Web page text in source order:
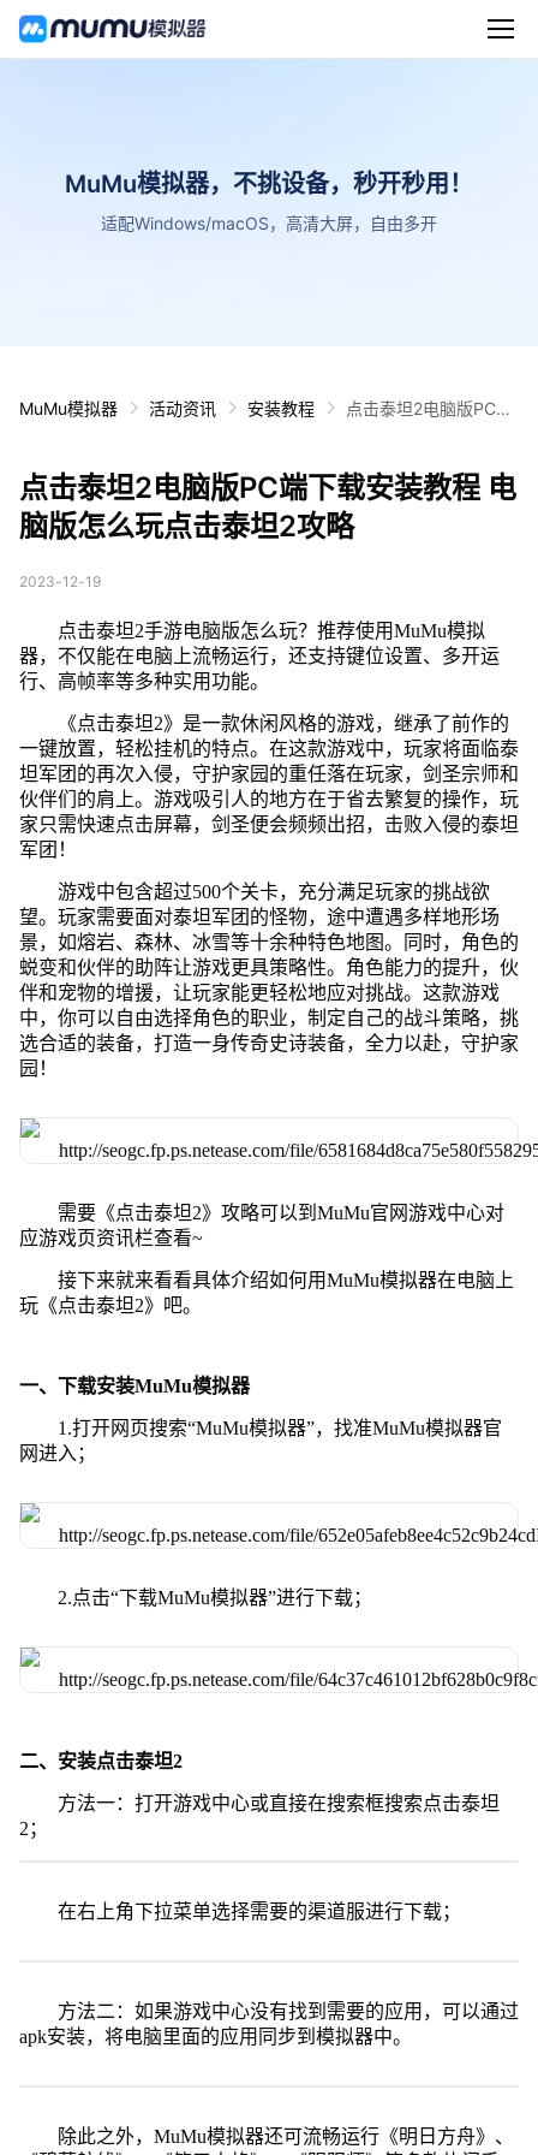
MuMu模拟器，不挑设备，秒开秒用！
适配Windows/macOS，高清大屏，自由多开
MuMu模拟器 活动资讯 安装教程
点击泰坦2电脑版PC端
点击泰坦2电脑版PC端下载安装教程 电
脑版怎么玩点击泰坦2攻略
2023-12-19
点击泰坦2手游电脑版怎么玩？推荐使用MuMu模拟
器，不仅能在电脑上流畅运行，还支持键位设置、多开运
行、高帧率等多种实用功能。
《点击泰坦2》是一款休闲风格的游戏，继承了前作的
一键放置，轻松挂机的特点。在这款游戏中，玩家将面临泰
坦军团的再次入侵，守护家园的重任落在玩家，剑圣宗师和
伙伴们的肩上。游戏吸引人的地方在于省去繁复的操作，玩
家只需快速点击屏幕，剑圣便会频频出招，击败入侵的泰坦
军团！
游戏中包含超过500个关卡，充分满足玩家的挑战欲
望。玩家需要面对泰坦军团的怪物，途中遭遇多样地形场
景，如熔岩、森林、冰雪等十余种特色地图。同时，角色的
蜕变和伙伴的助阵让游戏更具策略性。角色能力的提升，伙
伴和宠物的增援，让玩家能更轻松地应对挑战。这款游戏
中，你可以自由选择角色的职业，制定自己的战斗策略，挑
选合适的装备，打造一身传奇史诗装备，全力以赴，守护家
园！
需要《点击泰坦2》攻略可以到MuMu官网游戏中心对
应游戏页资讯栏查看~
接下来就来看看具体介绍如何用MuMu模拟器在电脑上
玩《点击泰坦2》吧。
一、下载安装MuMu模拟器
1.打开网页搜索“MuMu模拟器”，找准MuMu模拟器官
网进入；
2.点击“下载MuMu模拟器”进行下载；
二、安装点击泰坦2
方法一：打开游戏中心或直接在搜索框搜索点击泰坦
2；
在右上角下拉菜单选择需要的渠道服进行下载；
方法二：如果游戏中心没有找到需要的应用，可以通过
apk安装，将电脑里面的应用同步到模拟器中。
除此之外，MuMu模拟器还可流畅运行《明日方舟》、